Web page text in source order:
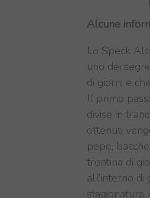
Alcune
Lo Speck
uno dei
di giorni e
Il primo
divise in
ottenuti
pepe,
trentina di
all’interno